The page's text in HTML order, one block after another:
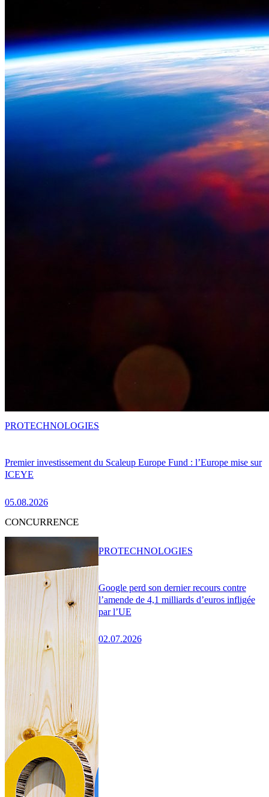
Premier investissement du Scaleup Europe Fund : l’Europe mise sur
ICEYE
05.08.2026
PROTECHNOLOGIES
CONCURRENCE
Google perd son dernier recours contre
l’amende de 4,1 milliards d’euros infligée
par l’UE
02.07.2026
PROTECHNOLOGIES